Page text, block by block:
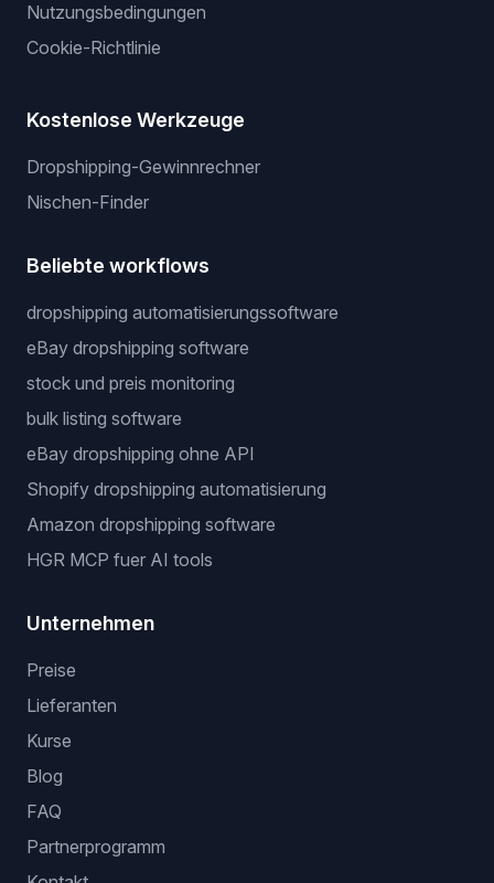
Nutzungsbedingungen
Cookie-Richtlinie
Kostenlose Werkzeuge
Dropshipping-Gewinnrechner
Nischen-Finder
Beliebte workflows
dropshipping automatisierungssoftware
eBay dropshipping software
stock und preis monitoring
bulk listing software
eBay dropshipping ohne API
Shopify dropshipping automatisierung
Amazon dropshipping software
HGR MCP fuer AI tools
Unternehmen
Preise
Lieferanten
Kurse
Blog
FAQ
Partnerprogramm